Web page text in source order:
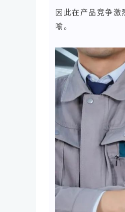
因此在产品竞争
喻。